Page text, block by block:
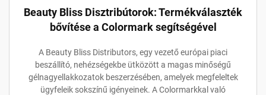
Beauty Bliss Disztribútorok: Termékválaszték
bővítése a Colormark segítségével
A Beauty Bliss Distributors, egy vezető európai piaci
beszállító, nehézségekbe ütközött a magas minőségű
gélnagyellakkozatok beszerzésében, amelyek megfeleltek
ügyfeleik sokszínű igényeinek. A Colormarkkal való